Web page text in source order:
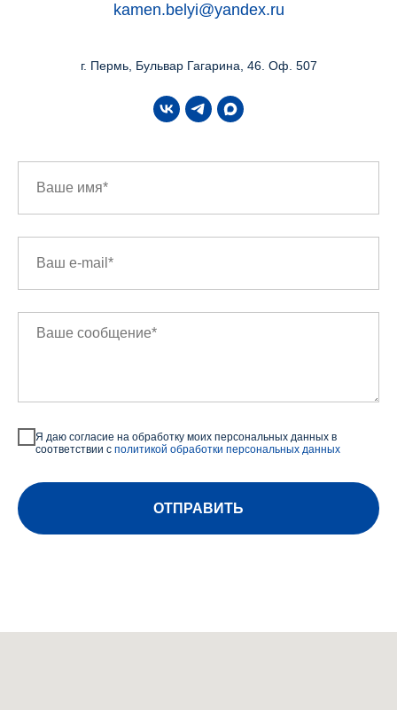
kamen.belyi@yandex.ru
г. Пермь, Бульвар Гагарина, 46. Оф. 507
Я даю согласие на обработку моих персональных данных в
соответствии с политикой обработки персональных данных
ОТПРАВИТЬ